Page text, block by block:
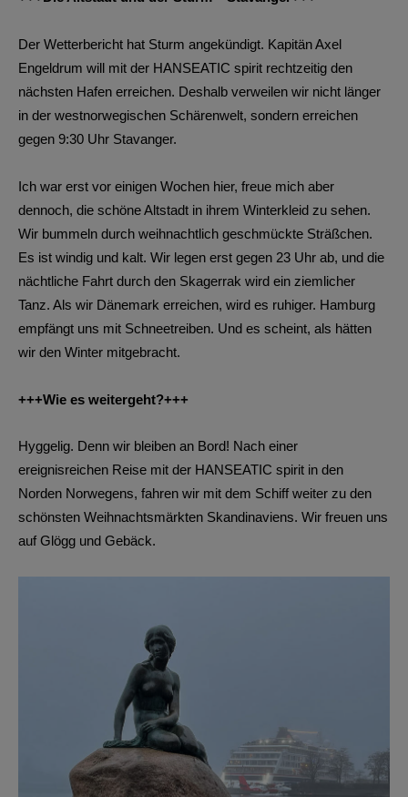
Der Wetterbericht hat Sturm angekündigt. Kapitän Axel
Engeldrum will mit der HANSEATIC spirit rechtzeitig den
nächsten Hafen erreichen. Deshalb verweilen wir nicht länger
in der westnorwegischen Schärenwelt, sondern erreichen
gegen 9:30 Uhr Stavanger.
Ich war erst vor einigen Wochen hier, freue mich aber
dennoch, die schöne Altstadt in ihrem Winterkleid zu sehen.
Wir bummeln durch weihnachtlich geschmückte Sträßchen.
Es ist windig und kalt. Wir legen erst gegen 23 Uhr ab, und die
nächtliche Fahrt durch den Skagerrak wird ein ziemlicher
Tanz. Als wir Dänemark erreichen, wird es ruhiger. Hamburg
empfängt uns mit Schneetreiben. Und es scheint, als hätten
wir den Winter mitgebracht.
+++Wie es weitergeht?+++
Hyggelig. Denn wir bleiben an Bord! Nach einer
ereignisreichen Reise mit der HANSEATIC spirit in den
Norden Norwegens, fahren wir mit dem Schiff weiter zu den
schönsten Weihnachtsmärkten Skandinaviens. Wir freuen uns
auf Glögg und Gebäck.